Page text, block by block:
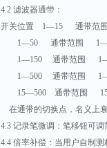
4.2 滤波器通带：
开关位置 1—15 通带范
1—50 通带范围
1—150 通带范围
1—500 通带范围
15—500 通带范围
在通带的切换点，名义上
4.3 记录笔微调：笔移钮可
4.4 倍率补偿：当用户自制